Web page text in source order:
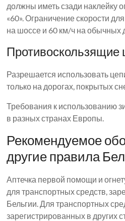
должны иметь сзади наклейку
«60». Ограничение скорости
на шоссе и 60 км/ч на обычных
Противоскользящие
Разрешается использовать
только на дорогах, покрытых
Требования к использованию
в разных странах Европы.
Рекомендуемое
другие правила
Аптечка первой помощи и
для транспортных средств,
Бельгии. Для транспортных
зарегистрированных в других